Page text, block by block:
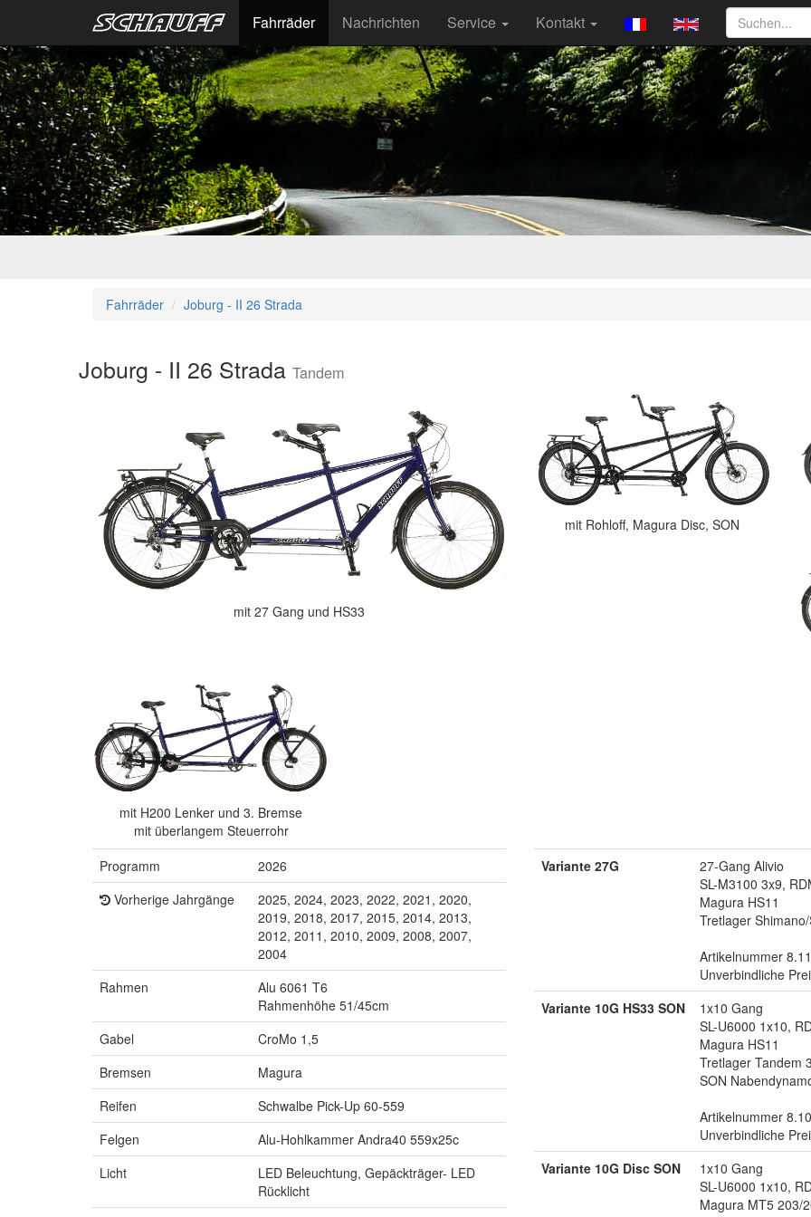
Fahrräder Nachrichten Service Kontakt
Fahrräder Joburg - II 26 Strada
Joburg - II 26 Strada Tandem
mit 27 Gang und HS33
mit Rohloff, Magura Disc, SON
mit H200 Lenker und 3. Bremse
mit überlangem Steuerrohr
Programm
2026
Vorherige Jahrgänge
2025, 2024, 2023, 2022, 2021, 2020,
2019, 2018, 2017, 2015, 2014, 2013,
2012, 2011, 2010, 2009, 2008, 2007,
2004
Rahmen
Alu 6061 T6
Rahmenhöhe 51/45cm
Gabel
CroMo 1,5
Bremsen
Magura
Reifen
Schwalbe Pick-Up 60-559
Felgen
Alu-Hohlkammer Andra40 559x25c
Licht
LED Beleuchtung, Gepäckträger- LED
Rücklicht
Variante 27G
27-Gang Alivio
SL-M3100 3x9,
Magura HS11
Tretlager
Artikelnummer
Unverbindliche
Variante 10G HS33 SON
1x10 Gang
SL-U6000 1x10,
Magura HS11
Tretlager Tandem
SON
Artikelnummer
Unverbindliche
Variante 10G Disc SON
1x10 Gang
SL-U6000 1x10,
Magura MT5 203/